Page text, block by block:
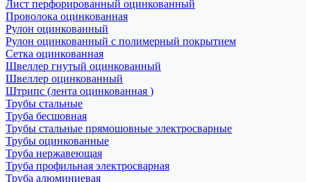
Лист перфорированный оцинкованный
Проволока оцинкованная
Рулон оцинкованный
Рулон оцинкованный с полимерный покрытием
Сетка оцинкованная
Швеллер гнутый оцинкованный
Швеллер оцинкованный
Штрипс (лента оцинкованная )
Трубы стальные
Труба бесшовная
Трубы стальные прямошовные электросварные
Трубы оцинкованные
Труба нержавеющая
Труба профильная электросварная
Труба алюминиевая